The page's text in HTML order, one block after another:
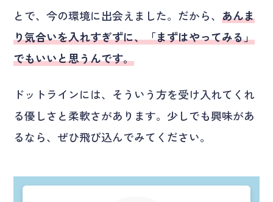
とで、今の環境に出会えました。だから、あんま
り気合いを入れすぎずに、「まずはやってみる」
でもいいと思うんです。
ドットラインには、そういう方を受け入れてくれ
る優しさと柔軟さがあります。少しでも興味があ
るなら、ぜひ飛び込んでみてください。